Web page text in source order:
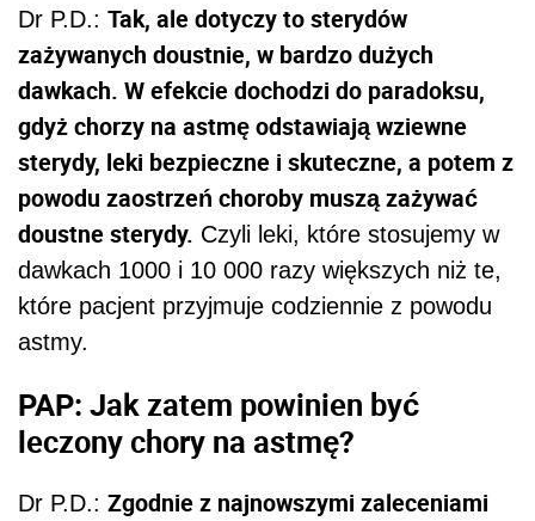
Dr P.D.: Tak, ale dotyczy to sterydów
zażywanych doustnie, w bardzo dużych
dawkach. W efekcie dochodzi do paradoksu,
gdyż chorzy na astmę odstawiają wziewne
sterydy, leki bezpieczne i skuteczne, a potem z
powodu zaostrzeń choroby muszą zażywać
doustne sterydy. Czyli leki, które stosujemy w
dawkach 1000 i 10 000 razy większych niż te,
które pacjent przyjmuje codziennie z powodu
astmy.
PAP: Jak zatem powinien być
leczony chory na astmę?
Dr P.D.: Zgodnie z najnowszymi zaleceniami